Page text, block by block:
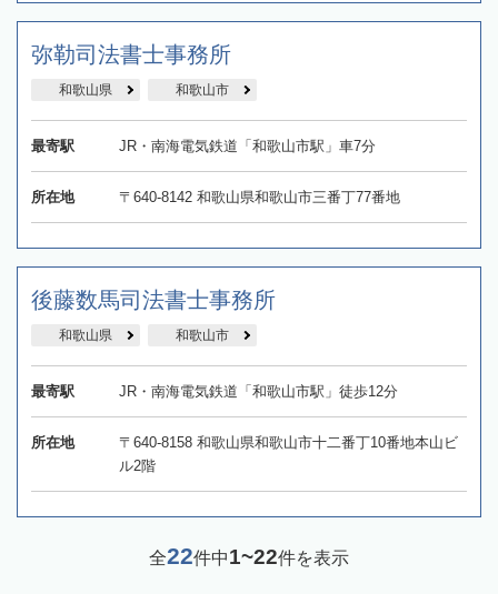
弥勒司法書士事務所
和歌山県 和歌山市
最寄駅 JR・南海電気鉄道「和歌山市駅」車7分
所在地 〒640-8142 和歌山県和歌山市三番丁77番地
後藤数馬司法書士事務所
和歌山県 和歌山市
最寄駅 JR・南海電気鉄道「和歌山市駅」徒歩12分
所在地
〒640-8158 和歌山県和歌山市十二番丁10番地本山ビ
ル2階
全22件中1~22件を表示